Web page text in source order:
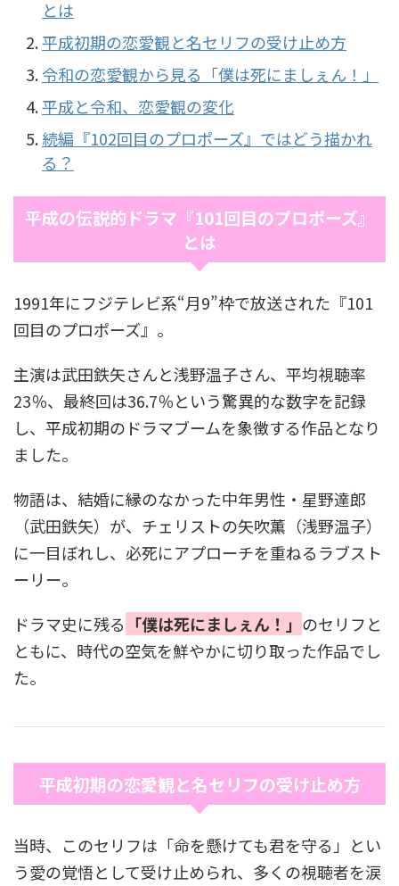
とは
平成初期の恋愛観と名セリフの受け止め方
令和の恋愛観から見る「僕は死にましぇん！」
平成と令和、恋愛観の変化
続編『102回目のプロポーズ』ではどう描かれ
る？
平成の伝説的ドラマ『101回目のプロポーズ』
とは
1991年にフジテレビ系“月9”枠で放送された『101
回目のプロポーズ』。
主演は武田鉄矢さんと浅野温子さん、平均視聴率
23％、最終回は36.7％という驚異的な数字を記録
し、平成初期のドラマブームを象徴する作品となり
ました。
物語は、結婚に縁のなかった中年男性・星野達郎
（武田鉄矢）が、チェリストの矢吹薫（浅野温子）
に一目ぼれし、必死にアプローチを重ねるラブスト
ーリー。
ドラマ史に残る 「僕は死にましぇん！」 のセリフと
ともに、時代の空気を鮮やかに切り取った作品でし
た。
平成初期の恋愛観と名セリフの受け止め方
当時、このセリフは「命を懸けても君を守る」とい
う愛の覚悟として受け止められ、多くの視聴者を涙